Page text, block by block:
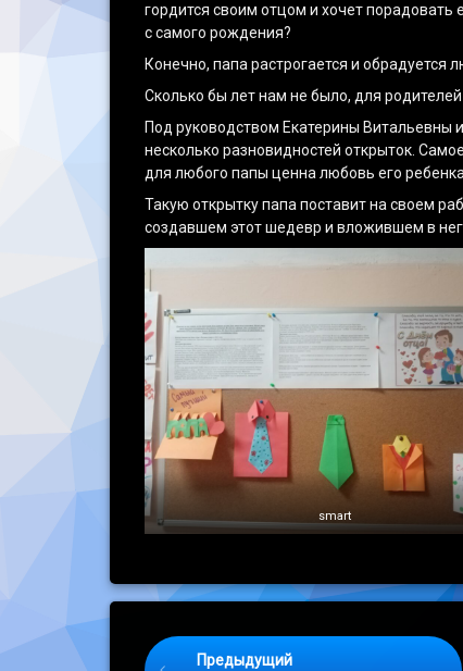
гордится своим отцом и хочет
с самого рождения?
Конечно, папа растрогается и обрадуется
Сколько бы лет нам не было, для
Под руководством Екатерины Витальевны
несколько разновидностей открыток.
для любого папы ценна любовь его
Такую открытку папа поставит на своем
создавшем этот шедевр и вложившем в
smart
Keep Reading
Предыдущий